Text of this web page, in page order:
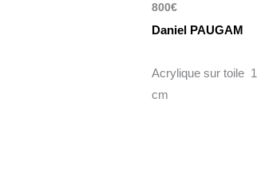
800€
Daniel PAUGAM
Acrylique sur toile
cm